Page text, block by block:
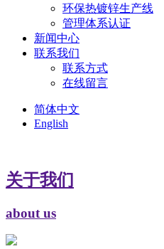
环保热镀锌生产线
管理体系认证
新闻中心
联系我们
联系方式
在线留言
简体中文
English
关于我们
about us